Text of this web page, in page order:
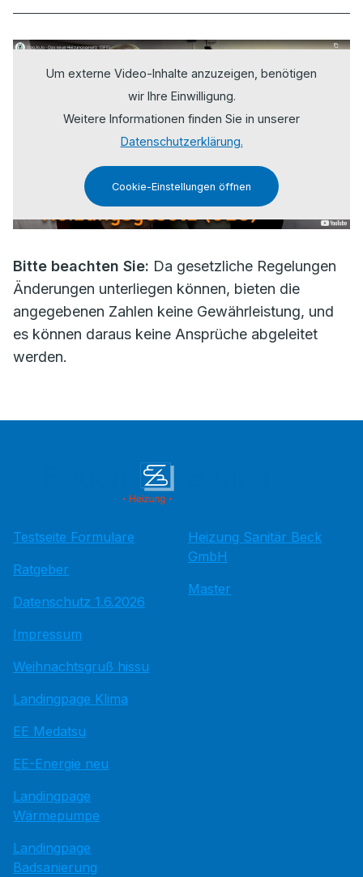
Um externe Video-Inhalte anzuzeigen, benötigen
wir Ihre Einwilligung.
Weitere Informationen finden Sie in unserer
Datenschutzerklärung.
Cookie-Einstellungen öffnen
Bitte beachten Sie: Da gesetzliche Regelungen
Änderungen unterliegen können, bieten die
angegebenen Zahlen keine Gewährleistung, und
es können daraus keine Ansprüche abgeleitet
werden.
Testseite Formulare
Ratgeber
Datenschutz 1.6.2026
Impressum
Weihnachtsgruß hissu
Landingpage Klima
EE Medatsu
EE-Energie neu
Landingpage
Wärmepumpe
Landingpage
Badsanierung
Heizung Sanitär Beck
GmbH
Master